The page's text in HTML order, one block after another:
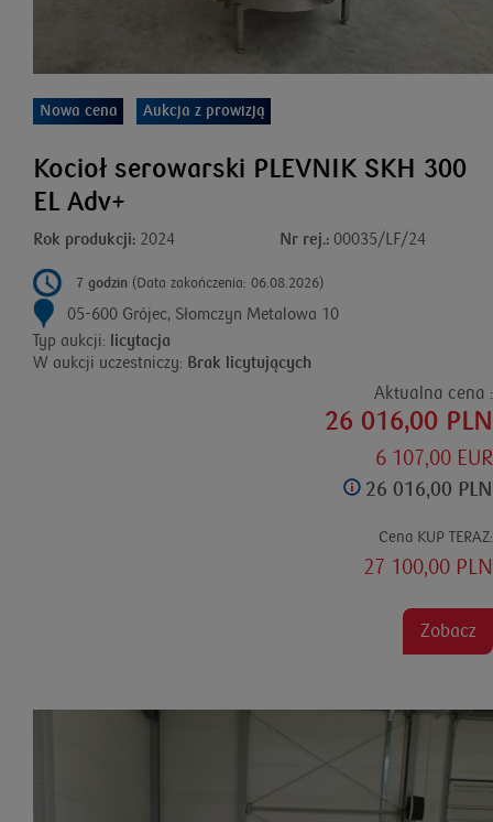
Nowa cena Aukcja z prowizją
Kocioł serowarski PLEVNIK SKH 300
EL Adv+
Rok produkcji: 2024 Nr rej.: 00035/LF/24
Aktualna cena :
26 016,00 PLN
6 107,00 EUR
26 016,00 PLN
Cena KUP TERAZ:
27 100,00 PLN
Zobacz
7 godzin (Data zakończenia: 06.08.2026)
05-600 Grójec, Słomczyn Metalowa 10
Typ aukcji: licytacja
W aukcji uczestniczy: Brak licytujących